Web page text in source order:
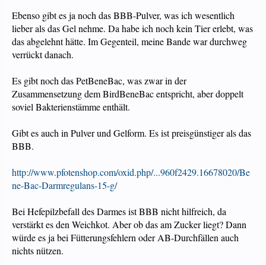
Ebenso gibt es ja noch das BBB-Pulver, was ich wesentlich
lieber als das Gel nehme. Da habe ich noch kein Tier erlebt, was
das abgelehnt hätte. Im Gegenteil, meine Bande war durchweg
verrückt danach.
Es gibt noch das PetBeneBac, was zwar in der
Zusammensetzung dem BirdBeneBac entspricht, aber doppelt
soviel Bakterienstämme enthält.
Gibt es auch in Pulver und Gelform. Es ist preisgünstiger als das
BBB.
http://www.pfotenshop.com/oxid.php/...960f2429.16678020/Be
ne-Bac-Darmregulans-15-g/
Bei Hefepilzbefall des Darmes ist BBB nicht hilfreich, da
verstärkt es den Weichkot. Aber ob das am Zucker liegt? Dann
würde es ja bei Fütterungsfehlern oder AB-Durchfällen auch
nichts nützen.